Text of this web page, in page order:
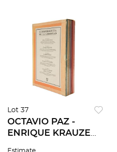
Lot 37
OCTAVIO PAZ -
ENRIQUE KRAUZE